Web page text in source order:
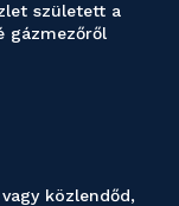
született a
gázmezőről
közlendőd,